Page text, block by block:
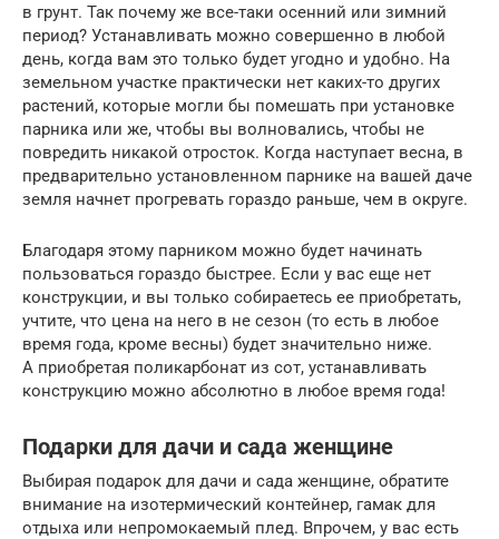
в грунт. Так почему же все-таки осенний или зимний
период? Устанавливать можно совершенно в любой
день, когда вам это только будет угодно и удобно. На
земельном участке практически нет каких-то других
растений, которые могли бы помешать при установке
парника или же, чтобы вы волновались, чтобы не
повредить никакой отросток. Когда наступает весна, в
предварительно установленном парнике на вашей даче
земля начнет прогревать гораздо раньше, чем в округе.
Благодаря этому парником можно будет начинать
пользоваться гораздо быстрее. Если у вас еще нет
конструкции, и вы только собираетесь ее приобретать,
учтите, что цена на него в не сезон (то есть в любое
время года, кроме весны) будет значительно ниже.
А приобретая поликарбонат из сот, устанавливать
конструкцию можно абсолютно в любое время года!
Подарки для дачи и сада женщине
Выбирая подарок для дачи и сада женщине, обратите
внимание на изотермический контейнер, гамак для
отдыха или непромокаемый плед. Впрочем, у вас есть